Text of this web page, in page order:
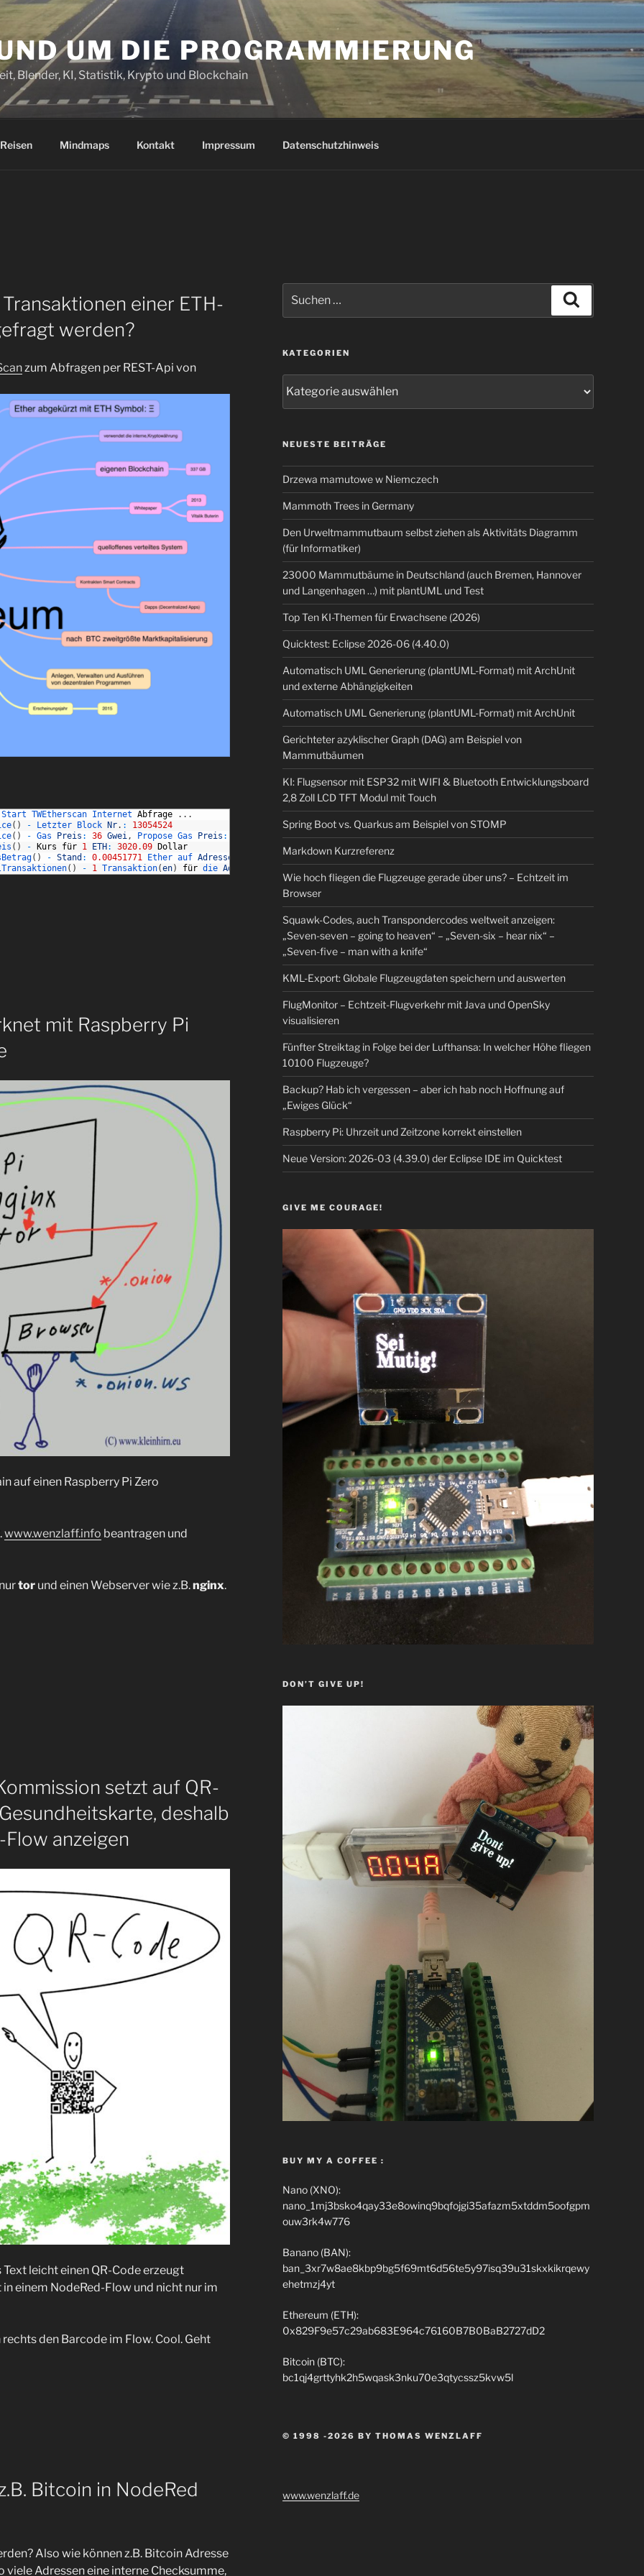
UM DIE PROGRAMMIERUNG
Blender, KI, Statistik, Krypto und Blockchain
Reisen Mindmaps Kontakt Impressum Datenschutzhinweis
einer ETH-
werden?
zum Abfragen per REST-Api von
Start TWEtherscan Internet Abfrage . . .
( ) - Letzter Block Nr. :
13054524
( ) - Gas Preis : 36 Gwei, Propose Gas Preis : Fast Gas Preis: 40 Gwei
( ) - Kurs für 1 ETH : 3020.09
Dollar
( ) - Stand : 0.00451771 Ether auf Adresse
0x829F9e57c29ab683E964c76160B7B0BaB2727dD2
( ) - 1 Transaktion(en) für die Adresse
mit Raspberry Pi
auf einen Raspberry Pi Zero
www.wenzlaff.info beantragen und
tor und einen Webserver wie z.B.nginx.
setzt auf QR-
deshalb
anzeigen
leicht einen QR-Code erzeugt
einem NodeRed-Flow und nicht nur im
den Barcode im Flow. Cool. Geht
Bitcoin in NodeRed
Also wie können z.B. Bitcoin Adresse
Adressen eine interne Checksumme,
nach:
KATEGORIEN
NEUESTE BEITRÄGE
Drzewa mamutowe w Niemczech
Mammoth Trees in Germany
Den Urweltmammutbaum selbst ziehen als Aktivitäts Diagramm
(für Informatiker)
23000 Mammutbäume in Deutschland (auch Bremen, Hannover
und Langenhagen …) mit plantUML und Test
Top Ten KI-Themen für Erwachsene (2026)
Quicktest: Eclipse 2026-06 (4.40.0)
Automatisch UML Generierung (plantUML-Format) mit ArchUnit
und externe Abhängigkeiten
Automatisch UML Generierung (plantUML-Format) mit ArchUnit
Gerichteter azyklischer Graph (DAG) am Beispiel von
Mammutbäumen
KI: Flugsensor mit ESP32 mit WIFI & Bluetooth Entwicklungsboard
2,8 Zoll LCD TFT Modul mit Touch
Spring Boot vs. Quarkus am Beispiel von STOMP
Markdown Kurzreferenz
Wie hoch fliegen die Flugzeuge gerade über uns? – Echtzeit im
Browser
Squawk-Codes, auch Transpondercodes weltweit anzeigen:
„Seven-seven – going to heaven“ – „Seven-six – hear nix“ –
„Seven-five – man with a knife“
KML-Export: Globale Flugzeugdaten speichern und auswerten
FlugMonitor – Echtzeit-Flugverkehr mit Java und OpenSky
visualisieren
Fünfter Streiktag in Folge bei der Lufthansa: In welcher Höhe fliegen
10100 Flugzeuge?
Backup? Hab ich vergessen – aber ich hab noch Hoffnung auf
„Ewiges Glück“
Raspberry Pi: Uhrzeit und Zeitzone korrekt einstellen
Neue Version: 2026-03 (4.39.0) der Eclipse IDE im Quicktest
GIVE ME COURAGE!
DON’T GIVE UP!
BUY MY A COFFEE :
Nano (XNO):
nano_1mj3bsko4qay33e8owinq9bqfojgi35afazm5xtddm5oofgpm
ouw3rk4w776
Banano (BAN):
ban_3xr7w8ae8kbp9bg5f69mt6d56te5y97isq39u31skxkikrqewy
ehetmzj4yt
Ethereum (ETH):
0x829F9e57c29ab683E964c76160B7B0BaB2727dD2
Bitcoin (BTC):
bc1qj4grttyhk2h5wqask3nku70e3qtycssz5kvw5l
© 1998 -2026 BY THOMAS WENZLAFF
www.wenzlaff.de